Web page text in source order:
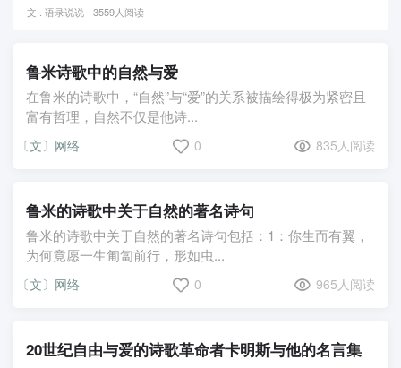
文 . 语录说说 3559人阅读
鲁米诗歌中的自然与爱
在鲁米的诗歌中，“自然”与“爱”的关系被描绘得极为紧密且
富有哲理，自然不仅是他诗...
〔文〕网络 0 835人阅读
鲁米的诗歌中关于自然的著名诗句
鲁米的诗歌中关于自然的著名诗句包括：1：你生而有翼，
为何竟愿一生匍匐前行，形如虫...
〔文〕网络 0 965人阅读
20世纪自由与爱的诗歌革命者卡明斯与他的名言集